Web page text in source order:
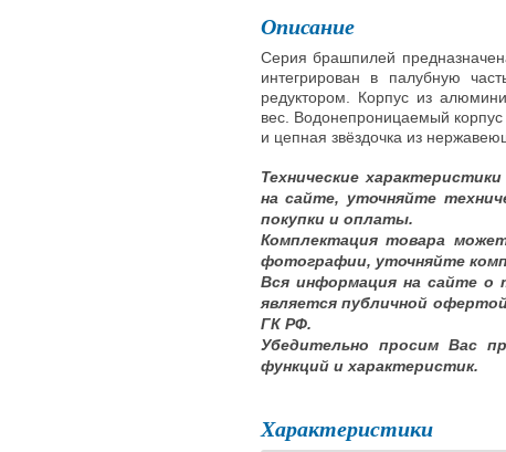
Описание
Серия брашпилей
интегрирован в палубную
редуктором. Корпус из
вес. Водонепроницаемый
и цепная звёздочка из
Технические
на сайте, уточняйте
покупки и оплаты.
Комплектация товара
фотографии, уточняйте
Вся информация на сайте о
является публичной
ГК РФ.
Убедительно просим Вас
функций и характеристик.
Характеристики